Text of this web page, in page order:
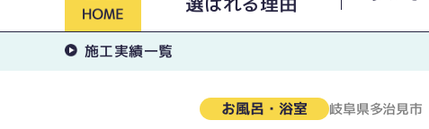
施工実績一覧
お風呂・浴室 岐阜県多治見市